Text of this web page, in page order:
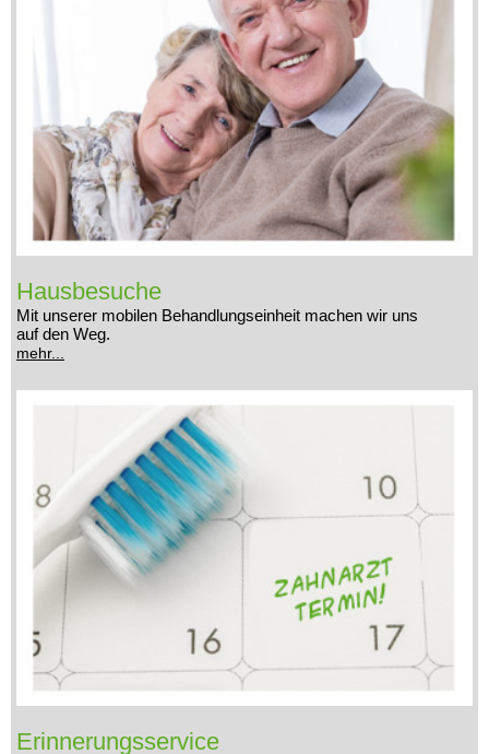
Hausbesuche
Mit unserer mobilen Behandlungseinheit machen wir uns
auf den Weg.
mehr...
Erinnerungsservice